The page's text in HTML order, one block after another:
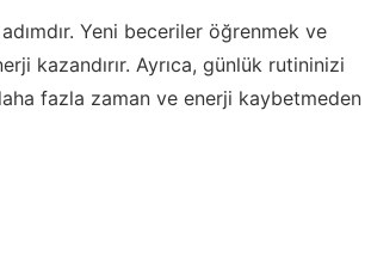
Yeni beceriler öğrenmek ve
kazandırır. Ayrıca, günlük rutininizi
fazla zaman ve enerji kaybetmeden